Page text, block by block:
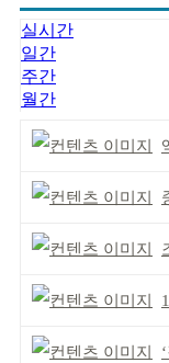
실시간
일간
주간
월간